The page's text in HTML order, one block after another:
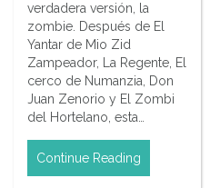
verdadera versión, la
zombie. Después de El
Yantar de Mio Zid
Zampeador, La Regente, El
cerco de Numanzia, Don
Juan Zenorio y El Zombi
del Hortelano, esta…
Continue Reading